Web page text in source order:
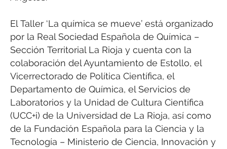
El Taller ‘La química se mueve’ está organizado
por la Real Sociedad Española de Química –
Sección Territorial La Rioja y cuenta con la
colaboración del Ayuntamiento de Estollo, el
Vicerrectorado de Política Científica, el
Departamento de Química, el Servicios de
Laboratorios y la Unidad de Cultura Científica
(UCC+i) de la Universidad de La Rioja, así como
de la Fundación Española para la Ciencia y la
Tecnología – Ministerio de Ciencia, Innovación y